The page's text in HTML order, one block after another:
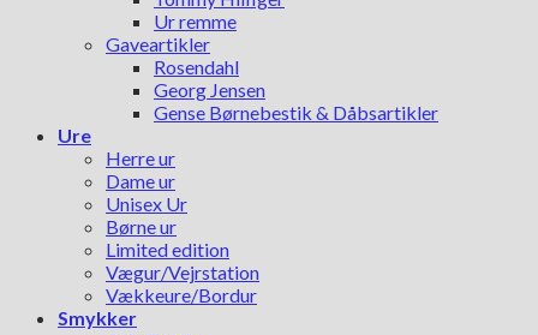
Ur remme
Gaveartikler
Rosendahl
Georg Jensen
Gense Børnebestik & Dåbsartikler
Ure
Herre ur
Dame ur
Unisex Ur
Børne ur
Limited edition
Vægur/Vejrstation
Vækkeure/Bordur
Smykker